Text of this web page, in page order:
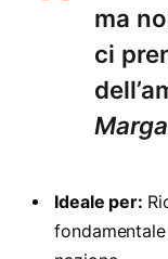
ma
ci
Ideale per: